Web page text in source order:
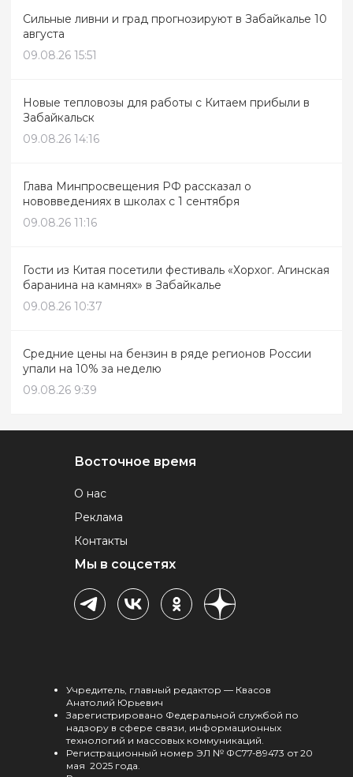
Сильные ливни и град прогнозируют в Забайкалье 10
августа
09.08.26 15:51
Новые тепловозы для работы с Китаем прибыли в
Забайкальск
09.08.26 14:16
Глава Минпросвещения РФ рассказал о
нововведениях в школах с 1 сентября
09.08.26 11:16
Гости из Китая посетили фестиваль «Хорхог. Агинская
баранина на камнях» в Забайкалье
09.08.26 10:37
Средние цены на бензин в ряде регионов России
упали на 10% за неделю
09.08.26 9:39
Восточное время
О нас
Реклама
Контакты
Мы в соцсетях
Учредитель, главный редактор — Квасов
Анатолий Юрьевич
Зарегистрировано Федеральной службой по
надзору в сфере связи, информационных
технологий и массовых коммуникаций.
Регистрационный номер ЭЛ № ФС77-89473 от 20
мая 2025 года.